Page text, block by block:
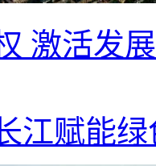
激活发
江赋能